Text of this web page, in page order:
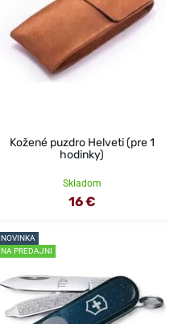
Kožené puzdro Helveti (pre 1
hodinky)
Skladom
16 €
NOVINKA
NA PREDAJNI